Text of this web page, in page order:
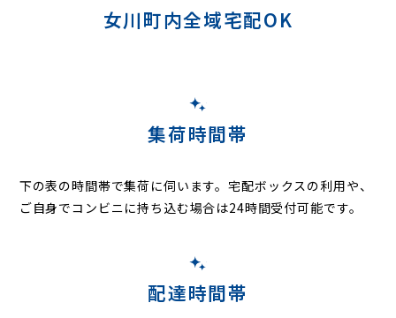
女川町内全域宅配OK
集荷時間帯
下の表の時間帯で集荷に伺います。宅配ボックスの利用や、
ご自身でコンビニに持ち込む場合は24時間受付可能です。
配達時間帯